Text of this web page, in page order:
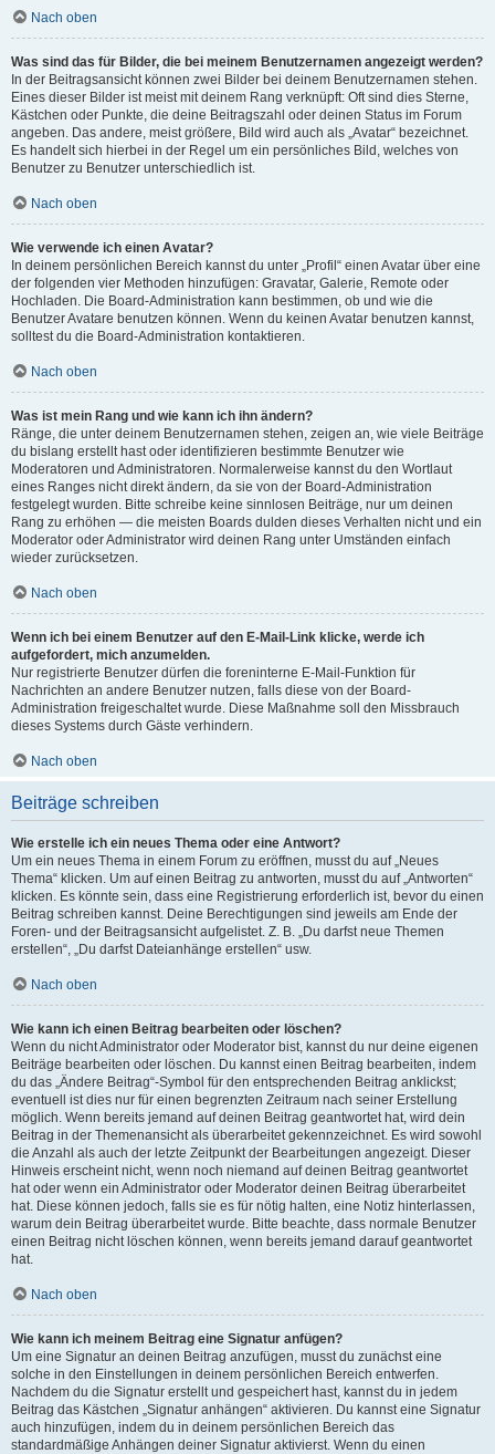
Nach oben
Was sind das für Bilder, die bei meinem Benutzernamen angezeigt werden?
In der Beitragsansicht können zwei Bilder bei deinem Benutzernamen stehen.
Eines dieser Bilder ist meist mit deinem Rang verknüpft: Oft sind dies Sterne,
Kästchen oder Punkte, die deine Beitragszahl oder deinen Status im Forum
angeben. Das andere, meist größere, Bild wird auch als „Avatar“ bezeichnet.
Es handelt sich hierbei in der Regel um ein persönliches Bild, welches von
Benutzer zu Benutzer unterschiedlich ist.
Nach oben
Wie verwende ich einen Avatar?
In deinem persönlichen Bereich kannst du unter „Profil“ einen Avatar über eine
der folgenden vier Methoden hinzufügen: Gravatar, Galerie, Remote oder
Hochladen. Die Board-Administration kann bestimmen, ob und wie die
Benutzer Avatare benutzen können. Wenn du keinen Avatar benutzen kannst,
solltest du die Board-Administration kontaktieren.
Nach oben
Was ist mein Rang und wie kann ich ihn ändern?
Ränge, die unter deinem Benutzernamen stehen, zeigen an, wie viele Beiträge
du bislang erstellt hast oder identifizieren bestimmte Benutzer wie
Moderatoren und Administratoren. Normalerweise kannst du den Wortlaut
eines Ranges nicht direkt ändern, da sie von der Board-Administration
festgelegt wurden. Bitte schreibe keine sinnlosen Beiträge, nur um deinen
Rang zu erhöhen — die meisten Boards dulden dieses Verhalten nicht und ein
Moderator oder Administrator wird deinen Rang unter Umständen einfach
wieder zurücksetzen.
Nach oben
Wenn ich bei einem Benutzer auf den E-Mail-Link klicke, werde ich
aufgefordert, mich anzumelden.
Nur registrierte Benutzer dürfen die foreninterne E-Mail-Funktion für
Nachrichten an andere Benutzer nutzen, falls diese von der Board-
Administration freigeschaltet wurde. Diese Maßnahme soll den Missbrauch
dieses Systems durch Gäste verhindern.
Nach oben
Beiträge schreiben
Wie erstelle ich ein neues Thema oder eine Antwort?
Um ein neues Thema in einem Forum zu eröffnen, musst du auf „Neues
Thema“ klicken. Um auf einen Beitrag zu antworten, musst du auf „Antworten“
klicken. Es könnte sein, dass eine Registrierung erforderlich ist, bevor du einen
Beitrag schreiben kannst. Deine Berechtigungen sind jeweils am Ende der
Foren- und der Beitragsansicht aufgelistet. Z. B. „Du darfst neue Themen
erstellen“, „Du darfst Dateianhänge erstellen“ usw.
Nach oben
Wie kann ich einen Beitrag bearbeiten oder löschen?
Wenn du nicht Administrator oder Moderator bist, kannst du nur deine eigenen
Beiträge bearbeiten oder löschen. Du kannst einen Beitrag bearbeiten, indem
du das „Ändere Beitrag“-Symbol für den entsprechenden Beitrag anklickst;
eventuell ist dies nur für einen begrenzten Zeitraum nach seiner Erstellung
möglich. Wenn bereits jemand auf deinen Beitrag geantwortet hat, wird dein
Beitrag in der Themenansicht als überarbeitet gekennzeichnet. Es wird sowohl
die Anzahl als auch der letzte Zeitpunkt der Bearbeitungen angezeigt. Dieser
Hinweis erscheint nicht, wenn noch niemand auf deinen Beitrag geantwortet
hat oder wenn ein Administrator oder Moderator deinen Beitrag überarbeitet
hat. Diese können jedoch, falls sie es für nötig halten, eine Notiz hinterlassen,
warum dein Beitrag überarbeitet wurde. Bitte beachte, dass normale Benutzer
einen Beitrag nicht löschen können, wenn bereits jemand darauf geantwortet
hat.
Nach oben
Wie kann ich meinem Beitrag eine Signatur anfügen?
Um eine Signatur an deinen Beitrag anzufügen, musst du zunächst eine
solche in den Einstellungen in deinem persönlichen Bereich entwerfen.
Nachdem du die Signatur erstellt und gespeichert hast, kannst du in jedem
Beitrag das Kästchen „Signatur anhängen“ aktivieren. Du kannst eine Signatur
auch hinzufügen, indem du in deinem persönlichen Bereich das
standardmäßige Anhängen deiner Signatur aktivierst. Wenn du einen